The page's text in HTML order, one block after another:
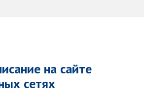
на сайте
сетях